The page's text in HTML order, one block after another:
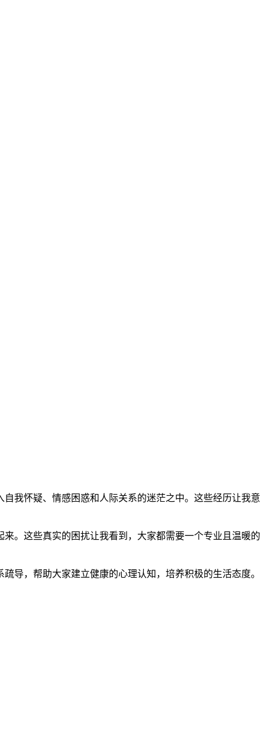
我怀疑、情感困惑和人际关系的迷茫之中。这些经历让我意
。这些真实的困扰让我看到，大家都需要一个专业且温暖的
导，帮助大家建立健康的心理认知，培养积极的生活态度。